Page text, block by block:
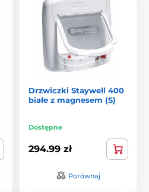
Drzwiczki Staywell 400
białe z magnesem (S)
Dostępne
294.99 zł
Porównaj